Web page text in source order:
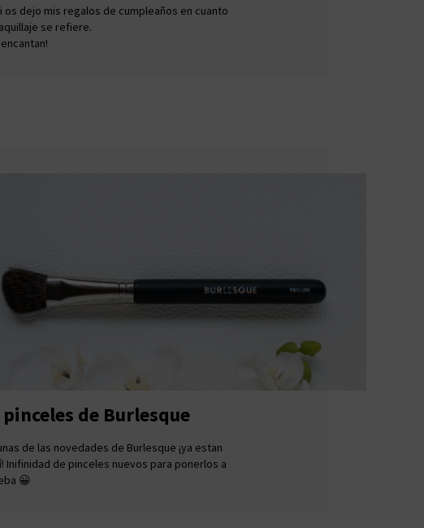
os dejo mis regalos de cumpleaños en cuanto
se refiere.
encantan!
pinceles de Burlesque
de las novedades de Burlesque ¡ya estan
Inifinidad de pinceles nuevos para ponerlos a
😀